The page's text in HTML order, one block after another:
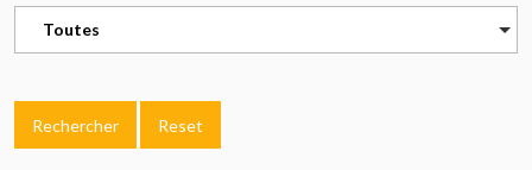
Toutes
Rechercher Reset